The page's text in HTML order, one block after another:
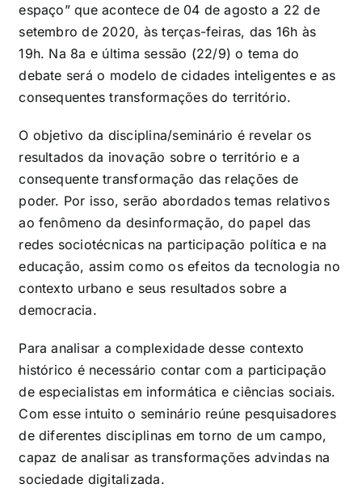
espaço” que acontece de 04 de agosto a 22 de
setembro de 2020, às terças-feiras, das 16h às
19h. Na 8a e última sessão (22/9) o tema do
debate será o modelo de cidades inteligentes e as
consequentes transformações do território.
O objetivo da disciplina/seminário é revelar os
resultados da inovação sobre o território e a
consequente transformação das relações de
poder. Por isso, serão abordados temas relativos
ao fenômeno da desinformação, do papel das
redes sociotécnicas na participação política e na
educação, assim como os efeitos da tecnologia no
contexto urbano e seus resultados sobre a
democracia.
Para analisar a complexidade desse contexto
histórico é necessário contar com a participação
de especialistas em informática e ciências sociais.
Com esse intuito o seminário reúne pesquisadores
de diferentes disciplinas em torno de um campo,
capaz de analisar as transformações advindas na
sociedade digitalizada.